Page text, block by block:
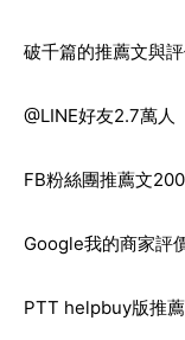
破千篇的推薦文與
@LINE好友2.7萬人
FB粉絲團推薦文
Google我的商家評
PTT helpbuy版推